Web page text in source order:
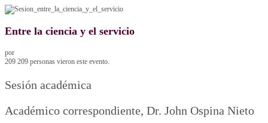
Entre la ciencia y el servicio
por
209 209 personas vieron este evento.
Sesión académica
Académico correspondiente, Dr. John Ospina Nieto